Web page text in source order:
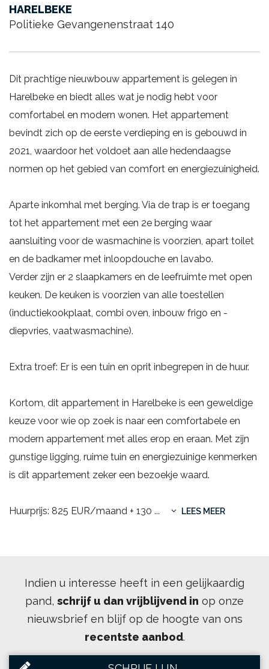
HARELBEKE
Politieke Gevangenenstraat 140
Dit prachtige nieuwbouw appartement is gelegen in
Harelbeke en biedt alles wat je nodig hebt voor
comfortabel en modern wonen. Het appartement
bevindt zich op de eerste verdieping en is gebouwd in
2021, waardoor het voldoet aan alle hedendaagse
normen op het gebied van comfort en energiezuinigheid.
Aparte inkomhal met berging. Via de trap is er toegang
tot het appartement met een 2e berging waar
aansluiting voor de wasmachine is voorzien, apart toilet
en de badkamer met inloopdouche en lavabo.
Verder zijn er 2 slaapkamers en de leefruimte met open
keuken. De keuken is voorzien van alle toestellen
(inductiekookplaat, combi oven, inbouw frigo en -
diepvries, vaatwasmachine).
Extra troef: Er is een tuin en oprit inbegrepen in de huur.
Kortom, dit appartement in Harelbeke is een geweldige
keuze voor wie op zoek is naar een comfortabele en
modern appartement met alles erop en eraan. Met zijn
gunstige ligging, ruime tuin en energiezuinige kenmerken
is dit appartement zeker een bezoekje waard.
Huurprijs: 825 EUR/maand + 130 ... LEES MEER
Indien u interesse heeft in een gelijkaardig
pand, schrijf u dan vrijblijvend in op onze
nieuwsbrief en blijf op de hoogte van ons
recentste aanbod.